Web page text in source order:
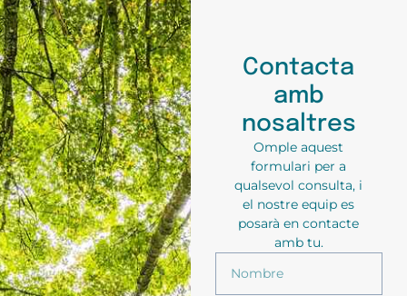
Contacta
amb
nosaltres
Omple aquest
formulari per a
qualsevol consulta, i
el nostre equip es
posarà en contacte
amb tu.